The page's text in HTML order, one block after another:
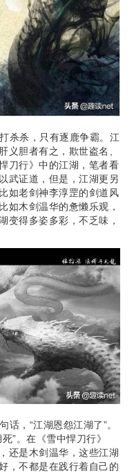
杀杀，只有逐鹿争霸。江
义胆者有之，欺世盗名、
刀行》中的江湖，笔者看
武证道，但是，江湖更另
如老剑神李淳罡的剑道风
如木剑温华的惫懒乐观，
变得多姿多彩，不乏味，
话，“江湖恩怨江湖了”。
”。在《雪中悍刀行》
还是木剑温华，这些江湖
，不都是在践行着自己的